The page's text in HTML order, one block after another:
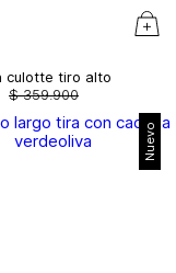
culotte tiro alto
$ 359.900
Nuevo